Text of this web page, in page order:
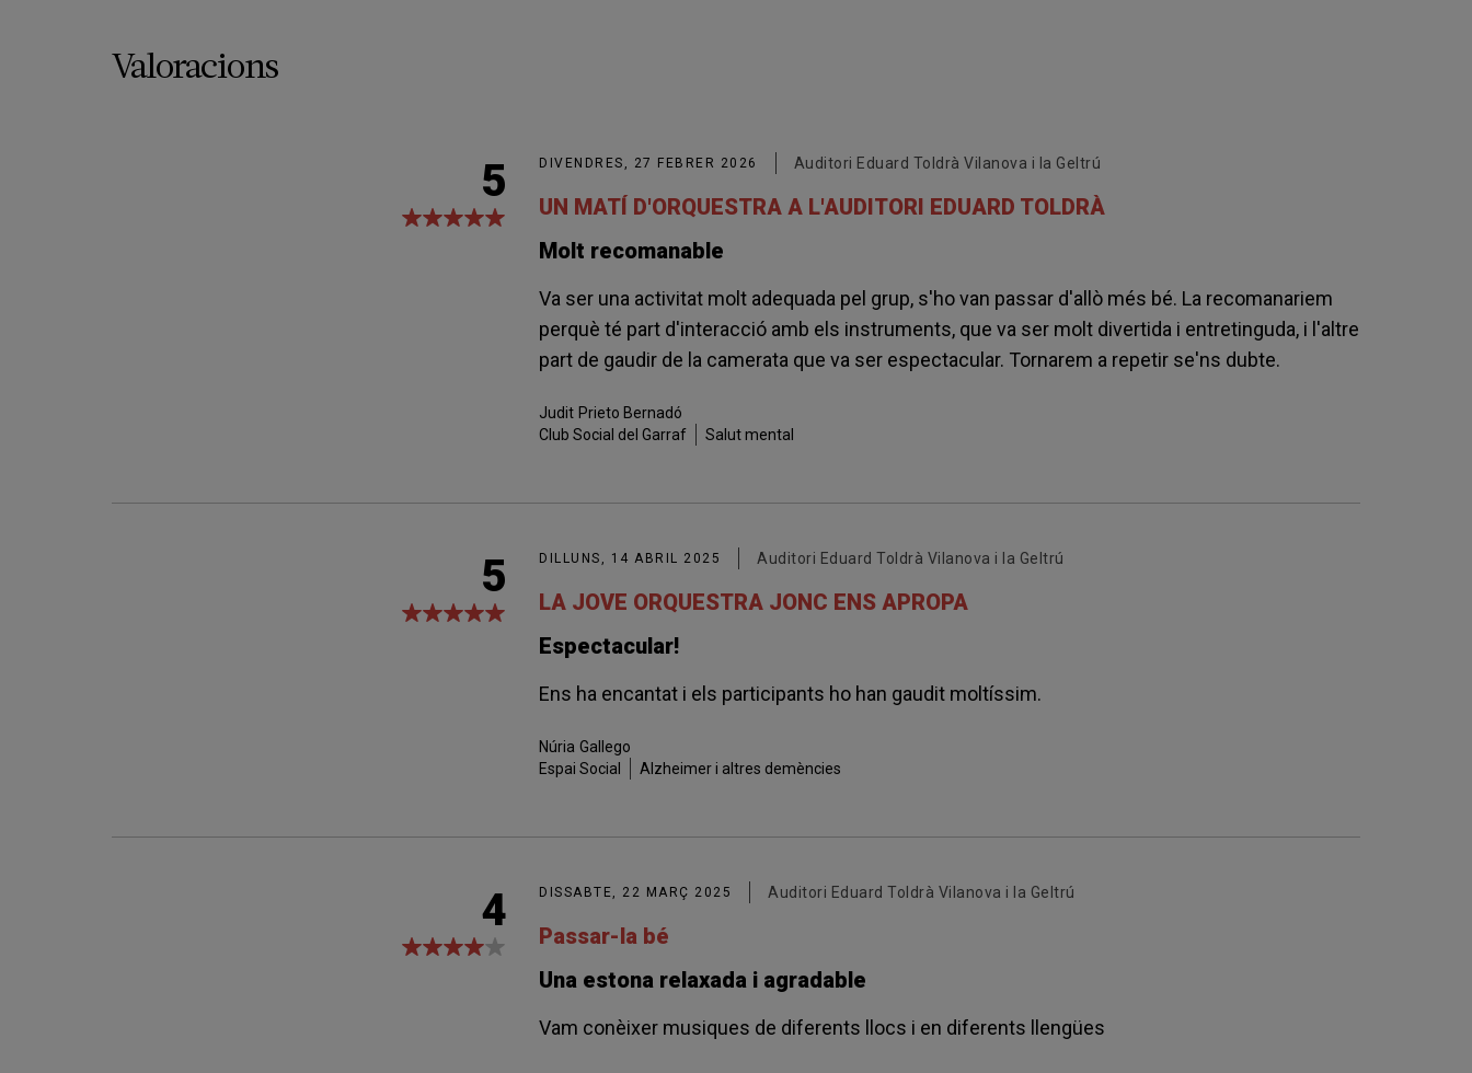
Valoracions
5 DIVENDRES, 27 FEBRER 2026 Auditori Eduard Toldrà Vilanova i la Geltrú
UN MATÍ D'ORQUESTRA A L'AUDITORI EDUARD TOLDRÀ
Molt recomanable
Va ser una activitat molt adequada pel grup, s'ho van passar d'allò més bé. La recomanariem
perquè té part d'interacció amb els instruments, que va ser molt divertida i entretinguda, i l'altre
part de gaudir de la camerata que va ser espectacular. Tornarem a repetir se'ns dubte.
Judit Prieto Bernadó
Club Social del Garraf
Salut mental
5 DILLUNS, 14 ABRIL 2025 Auditori Eduard Toldrà Vilanova i la Geltrú
LA JOVE ORQUESTRA JONC ENS APROPA
Espectacular!
Ens ha encantat i els participants ho han gaudit moltíssim.
Núria Gallego
Espai Social
Alzheimer i altres demències
4 DISSABTE, 22 MARÇ 2025 Auditori Eduard Toldrà Vilanova i la Geltrú
Passar-la bé
Una estona relaxada i agradable
Vam conèixer musiques de diferents llocs i en diferents llengües